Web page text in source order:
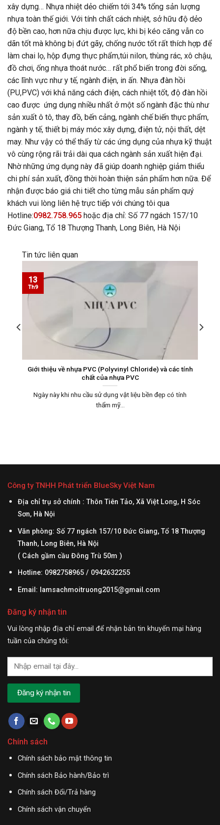
xây dựng… Nhựa nhiệt dẻo chiếm tới 34% tổng sản lượng
nhựa toàn thế giới. Với tính chất cách nhiệt, sở hữu độ dẻo
độ bền cao, hơn nữa chịu được lực, khi bị kéo căng vẫn co
dãn tốt mà không bị đứt gãy, chống nước tốt rất thích hợp để
làm chai lọ, hộp đựng thực phẩm,túi nilon, thùng rác, xô chậu,
đồ chơi, ống nhựa thoát nước… rất phổ biến trong đời sống,
các lĩnh vực như y tế, ngành điện, in ấn. Nhựa đàn hồi
(PU,PVC) với khả năng cách điện, cách nhiệt tốt, độ đàn hồi
cao được ứng dụng nhiều nhất ở một số ngành đặc thù như
sản xuất ô tô, thay đồ, bến cảng, ngành chế biến thực phẩm,
ngành y tế, thiết bị máy móc xây dựng, điện tử, nội thất, dệt
may. Như vậy có thể thấy từ các ứng dụng của nhựa kỹ thuật
vô cùng rộng rãi trải dài qua cách ngành sản xuất hiện đại.
Nhờ những ứng dụng này đã giúp doanh nghiệp giảm thiểu
chi phí sản xuất, đồng thời hoàn thiện sản phẩm hơn nữa. Để
nhận được báo giá chi tiết cho từng mẫu sản phẩm quý
khách vui lòng liên hệ trực tiếp với chúng tôi qua
Hotline:0982.758.965 hoặc địa chỉ: Số 77 ngách 157/10
Đức Giang, Tổ 18 Thượng Thanh, Long Biên, Hà Nội
Tin tức liên quan
Giới thiệu về nhựa PVC (Polyvinyl Chloride) và các tính
chất của nhựa PVC
Ngày này khi nhu cầu sử dụng vật liệu bền đẹp có tính
thẩm mỹ...
13
Th9
Công ty TNHH Phát triển BlueSky Việt Nam
Địa chỉ trụ sở chính : Thôn Tiên Tảo, Xã Việt Long, H Sóc
Sơn, Hà Nội
Văn phòng: Số 77 ngách 157/10 Đức Giang, Tổ 18 Thượng
Thanh, Long Biên, Hà Nội
( Cách gầm cầu Đông Trù 50m )
Hotline: 0982758965 / 0942632255
Email: lamsachmoitruong2015@gmail.com
Đăng ký nhận tin
Vui lòng nhập địa chỉ email để nhận bản tin khuyến mại hàng
tuần của chúng tôi:
Chính sách
Chính sách bảo mật thông tin
Chính sách Bảo hành/Bảo trì
Chính sách Đổi/Trả hàng
Chính sách vận chuyển